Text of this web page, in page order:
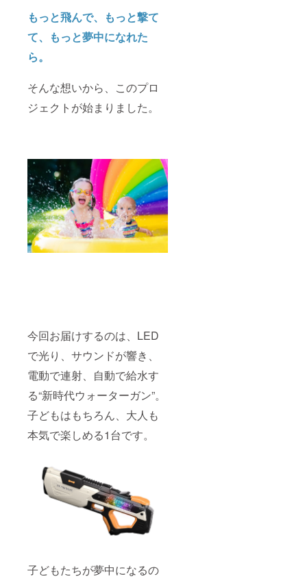
もっと飛んで、もっと撃て
て、もっと夢中になれた
ら。
そんな想いから、このプロ
ジェクトが始まりました。
今回お届けするのは、LED
で光り、サウンドが響き、
電動で連射、自動で給水す
る“新時代ウォーターガン”。
子どもはもちろん、大人も
本気で楽しめる1台です。
子どもたちが夢中になるの